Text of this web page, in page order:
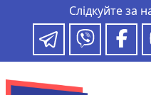
Слідкуйте за